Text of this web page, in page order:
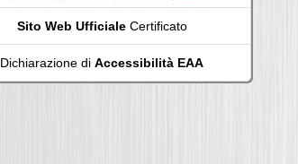
Sito Web UfficialeCertificato
Dichiarazione di Accessibilità EAA